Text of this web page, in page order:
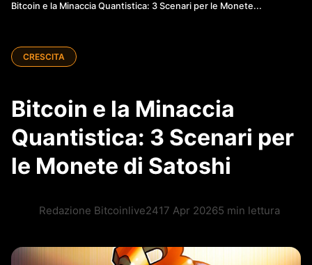
Bitcoin e la Minaccia Quantistica: 3 Scenari per le Monete...
CRESCITA
Bitcoin e la Minaccia
Quantistica: 3 Scenari per
le Monete di Satoshi
Redazione Bitcoinlive2417 Apr 20265 min lettura